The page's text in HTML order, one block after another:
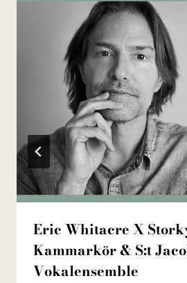
Eric Whitacre X
Kammarkör & S:t
Vokalensemble